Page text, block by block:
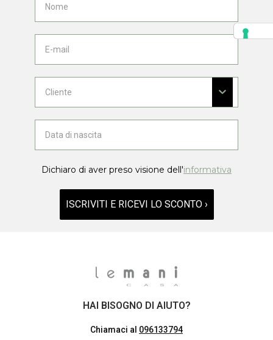
Dichiaro di aver preso visione dell'informativa
ISCRIVITI E RICEVI LO SCONTO ›
HAI BISOGNO DI AIUTO?
Chiamaci al 096133794